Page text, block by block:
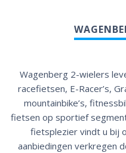
Wagenberg 2-wielers
racefietsen, E-Racer’s,
mountainbike’s,
fietsen op sportief
fietsplezier vindt u bij
aanbiedingen verkregen